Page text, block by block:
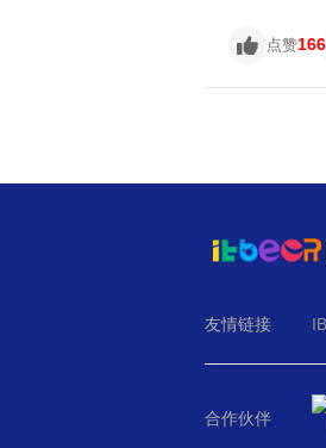
点赞166
友情链接
合作伙伴